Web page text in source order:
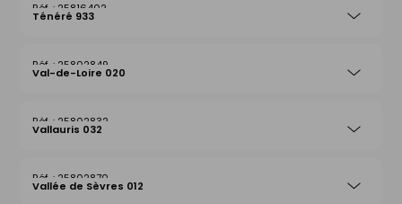
25816402
Ténéré 933
25802849
Val-de-Loire 020
25802832
Vallauris 032
25802870
Vallée de Sèvres 012